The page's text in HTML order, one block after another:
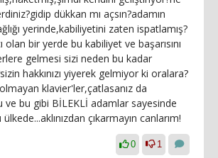
dükkan mı açsın?adamın
yerinde,kabiliyetini zaten ispatlamış?
olan bir yerde bu kabiliyet ve başarısını
gelmesi sizi neden bu kadar
hakkınızı yiyerek gelmiyor ki oralara?
klavier'ler,çatlasanız da
ve bu gibi BİLEKLİ adamlar sayesinde
çıkarmayın canlarım!
0 1